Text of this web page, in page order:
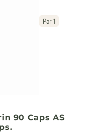
Par 1
90 Caps AS